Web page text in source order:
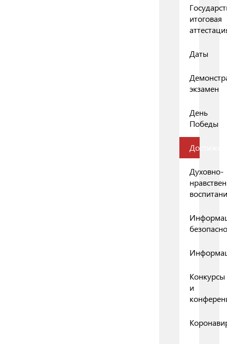
итоговая
Даты
экзамен
День
Победы
Духовно-
Конкурсы
и